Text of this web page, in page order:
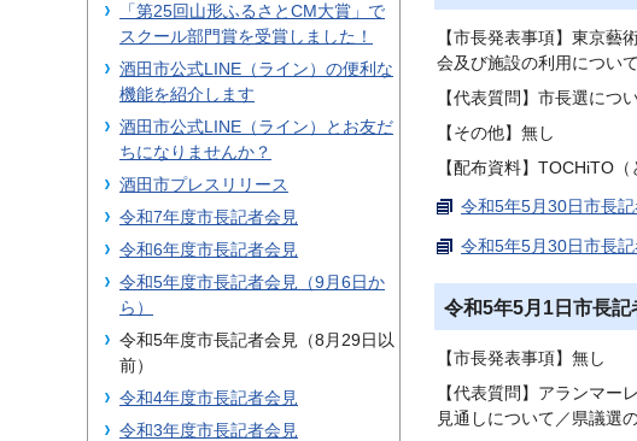
【市長発表事項】東京
会及び施設の利用について
【代表質問】市長選につ
【その他】無し
【配布資料】TOCHiTO
令和5年5月30日市長記
令和5年5月30日市長記
令和5年5月1日市長記
【市長発表事項】無し
【代表質問】アランマ
見通しについて／県議選
「第25回山形ふるさとCM大賞」で
スクール部門賞を受賞しました！
酒田市公式LINE（ライン）の便利な
機能を紹介します
酒田市公式LINE（ライン）とお友だ
ちになりませんか？
酒田市プレスリリース
令和7年度市長記者会見
令和6年度市長記者会見
令和5年度市長記者会見（9月6日か
ら）
令和5年度市長記者会見（8月29日以
前）
令和4年度市長記者会見
令和3年度市長記者会見